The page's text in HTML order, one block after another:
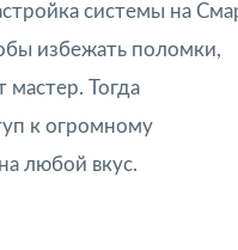
системы на
избежать поломки,
мастер. Тогда
к огромному
любой вкус.